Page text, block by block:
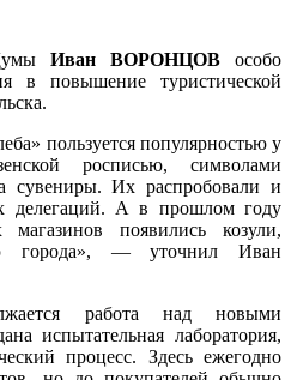
Иван ВОРОНЦОВ особо
в повышение туристической
пользуется популярностью у
росписью, символами
сувениры. Их распробовали и
делегаций. А в прошлом году
появились козули,
города», — уточнил Иван
работа над новыми
испытательная лаборатория,
процесс. Здесь ежегодно